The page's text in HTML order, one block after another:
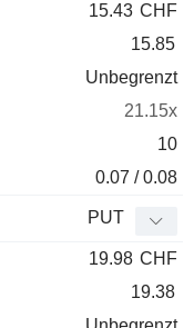
15.43 CHF
15.85
Unbegrenzt
21.15x
10
0.07 / 0.08
PUT
19.98 CHF
19.38